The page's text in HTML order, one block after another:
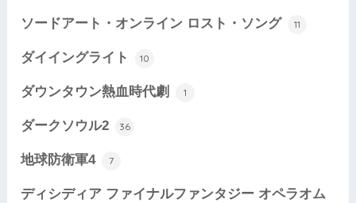
ソードアート・オンライン ロスト・ソング 11
ダイイングライト 10
ダウンタウン熱血時代劇 1
ダークソウル2 36
地球防衛軍4 7
ディシディア ファイナルファンタジー オペラオム